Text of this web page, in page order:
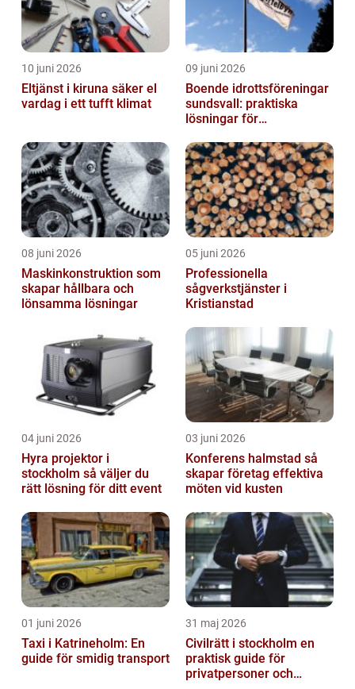
10 juni 2026
Eltjänst i kiruna säker el
vardag i ett tufft klimat
09 juni 2026
Boende idrottsföreningar
sundsvall: praktiska
lösningar för
cuphelger
08 juni 2026
Maskinkonstruktion som
skapar hållbara och
lönsamma lösningar
05 juni 2026
Professionella
sågverkstjänster i
Kristianstad
04 juni 2026
Hyra projektor i
stockholm så väljer du
rätt lösning för ditt event
03 juni 2026
Konferens halmstad så
skapar företag effektiva
möten vid kusten
01 juni 2026
Taxi i Katrineholm: En
guide för smidig transport
31 maj 2026
Civilrätt i stockholm en
praktisk guide för
privatpersoner och